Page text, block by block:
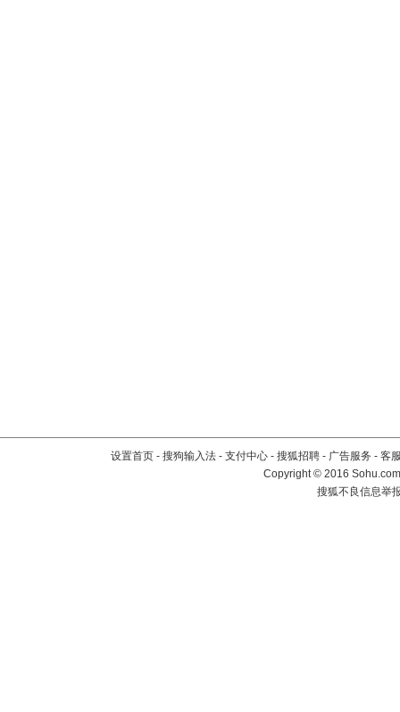
设置首页 - 搜狗输入法 - 支付中心 - 搜狐招聘 - 广告服务 - 客
Copyright©2016
搜狐不良信息举